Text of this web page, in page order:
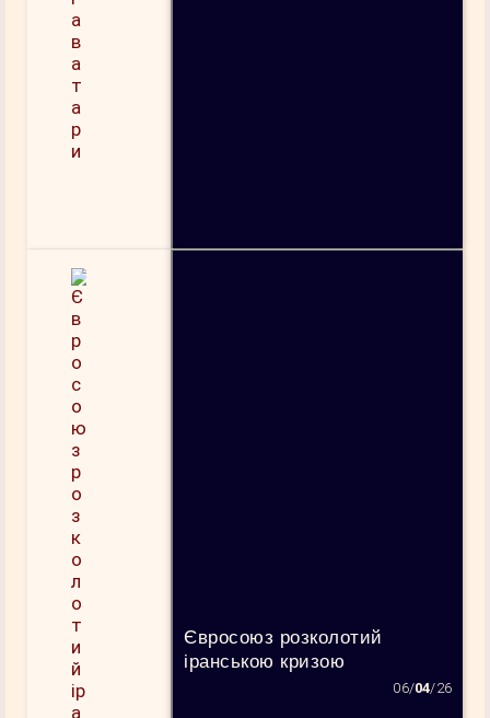
Євросоюз розколотий
іранською кризою
06/04/26